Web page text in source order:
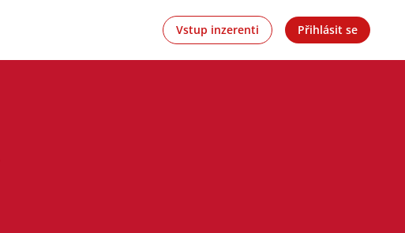
Vstup inzerenti Přihlásit se